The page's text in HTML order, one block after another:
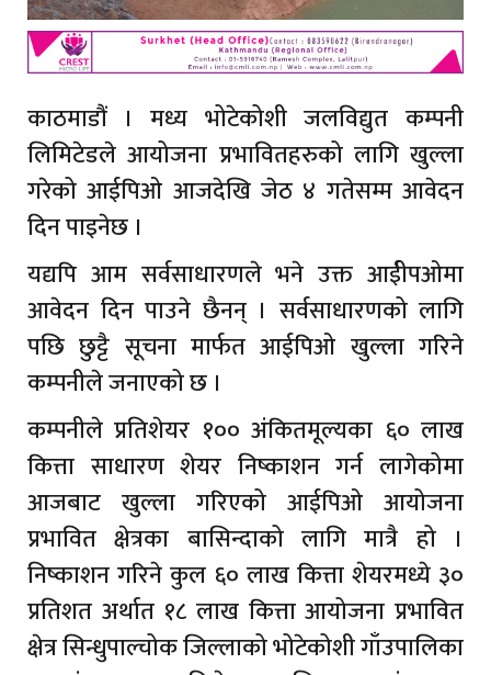
काठमाडौं । मध्य भोटेकोशी जलविद्युत कम्पनी
लिमिटेडले आयोजना प्रभावितहरुको लागि खुल्ला
गरेको आईपिओ आजदेखि जेठ ४ गतेसम्म आवेदन
दिन पाइनेछ ।
यद्यपि आम सर्वसाधारणले भने उक्त आईीपओमा
आवेदन दिन पाउने छैनन् । सर्वसाधारणको लागि
पछि छुट्टै सूचना मार्फत आईपिओ खुल्ला गरिने
कम्पनीले जनाएको छ ।
कम्पनीले प्रतिशेयर १०० अंकितमूल्यका ६० लाख
कित्ता साधारण शेयर निष्काशन गर्न लागेकोमा
आजबाट खुल्ला गरिएको आईपिओ आयोजना
प्रभावित क्षेत्रका बासिन्दाको लागि मात्रै हो ।
निष्काशन गरिने कुल ६० लाख कित्ता शेयरमध्ये ३०
प्रतिशत अर्थात १८ लाख कित्ता आयोजना प्रभावित
क्षेत्र सिन्धुपाल्चोक जिल्लाको भोटेकोशी गाँउपालिका